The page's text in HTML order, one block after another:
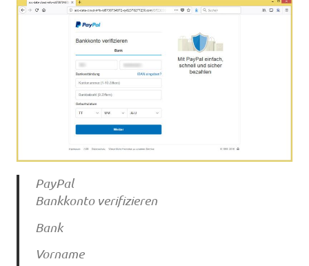
PayPal
Bankkonto verifizieren
Bank
Vorname